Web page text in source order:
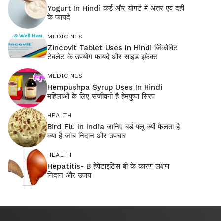
Yogurt In Hindi कर्ड और योगर्ट में अंतर एवं दही
के फायदे
MEDICINES
Zincovit Tablet Uses In Hindi जिंकोविट
टेबलेट के उपयोग फायदे और साइड इफेक्ट
MEDICINES
Hempushpa Syrup Uses In Hindi
महिलाओं के लिए संजीवनी है हेमपुष्पा सिरप
HEALTH
Bird Flu In India जानिए बर्ड फ्लू क्यों फैलता है
क्या है जांच निदान और उपचार
HEALTH
Hepatitis- B हेपेटाइटिस बी के कारण लक्षण
निदान और उपाय